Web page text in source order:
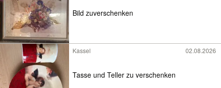
Bild zuverschenken
Kassel 02.08.2026
Tasse und Teller zu verschenken